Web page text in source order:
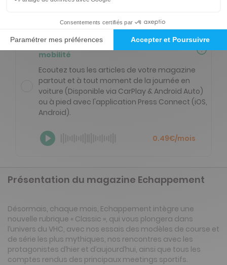
NOUVEAU à tester absolument - Service
mobilité
Ecoutez tous les articles de votre magazine
partout et à tout moment de la journée en
voiture (Disponible via CarPlay & Androïd Auto)
ou à pied avec l'application Press Connect (iOS,
Android).
0.49€/mois
Présentation du magazine Echappement
Désormais, chaque mois, Echappement intègre une
nouvelle rubrique « Classic », qui vous plongera dans
l’univers du VHC, avec nos essais des modèles de course et
de série les plus mythiques, nos rencontres avec les
protagonistes d’hier et d’aujourd’hui, ainsi que tous les
comptes rendus des principaux meetings sportifs.